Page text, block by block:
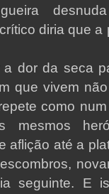
diria que
dor da seca
que vivem
como
mesmos
aflição até a
seguinte. E